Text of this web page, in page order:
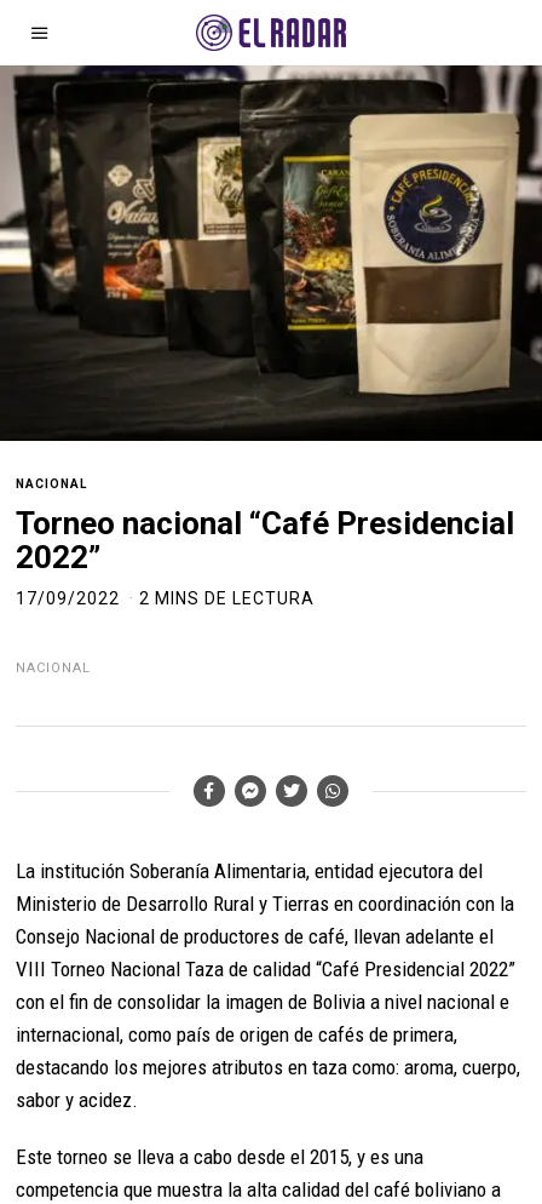
NACIONAL
Torneo nacional “Café Presidencial
2022”
17/09/2022 2 MINS DE LECTURA
NACIONAL
La institución Soberanía Alimentaria, entidad ejecutora del
Ministerio de Desarrollo Rural y Tierras en coordinación con la
Consejo Nacional de productores de café, llevan adelante el
VIII Torneo Nacional Taza de calidad “Café Presidencial 2022”
con el fin de consolidar la imagen de Bolivia a nivel nacional e
internacional, como país de origen de cafés de primera,
destacando los mejores atributos en taza como: aroma, cuerpo,
sabor y acidez.
Este torneo se lleva a cabo desde el 2015, y es una
competencia que muestra la alta calidad del café boliviano a